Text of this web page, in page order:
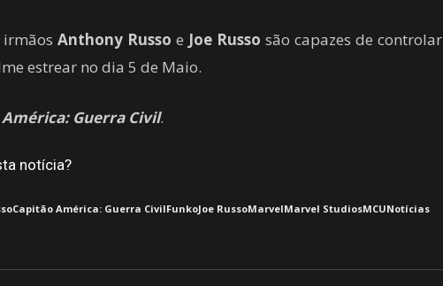
irmãos Anthony Russo e Joe Russo são capazes de controlar
estrear no dia 5 de Maio.
Guerra Civil.
notícia?
Capitão América: Guerra CivilFunkoJoe RussoMarvelMarvel StudiosMCUNotícias